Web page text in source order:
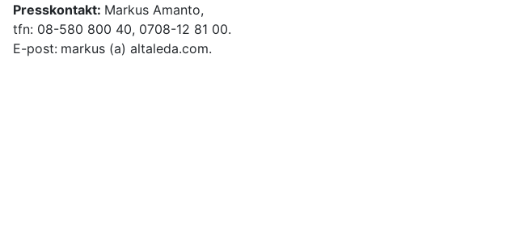
Presskontakt: Markus Amanto,
tfn: 08-580 800 40, 0708-12 81 00.
E-post: markus (a) altaleda.com.